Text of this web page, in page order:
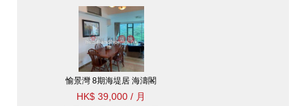
愉景灣 8期海堤居 海濤閣
HK$ 39,000 / 月